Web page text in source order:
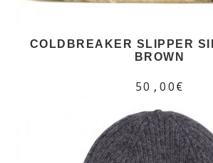
COLDBREAKER SLIPPER
BROWN
50,00€